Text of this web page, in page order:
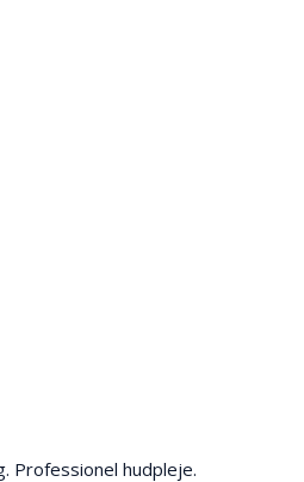
Professionel hudpleje.